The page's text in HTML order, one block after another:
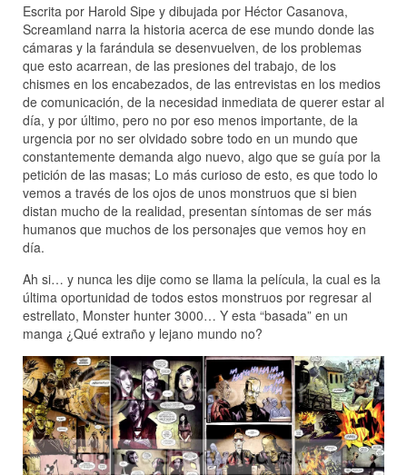
Escrita por Harold Sipe y dibujada por Héctor Casanova,
Screamland narra la historia acerca de ese mundo donde las
cámaras y la farándula se desenvuelven, de los problemas
que esto acarrean, de las presiones del trabajo, de los
chismes en los encabezados, de las entrevistas en los medios
de comunicación, de la necesidad inmediata de querer estar al
día, y por último, pero no por eso menos importante, de la
urgencia por no ser olvidado sobre todo en un mundo que
constantemente demanda algo nuevo, algo que se guía por la
petición de las masas; Lo más curioso de esto, es que todo lo
vemos a través de los ojos de unos monstruos que si bien
distan mucho de la realidad, presentan síntomas de ser más
humanos que muchos de los personajes que vemos hoy en
día.
Ah si… y nunca les dije como se llama la película, la cual es la
última oportunidad de todos estos monstruos por regresar al
estrellato, Monster hunter 3000… Y esta “basada” en un
manga ¿Qué extraño y lejano mundo no?